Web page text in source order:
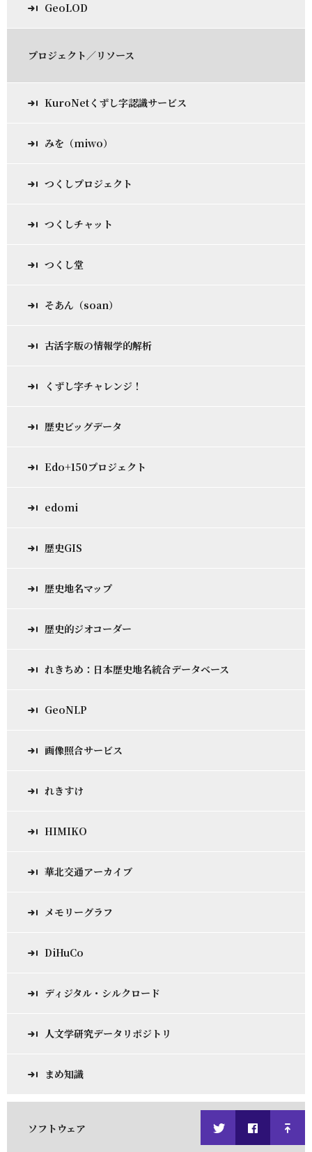
GeoLOD
プロジェクト／リソース
KuroNetくずし字認識サービス
みを（miwo）
つくしプロジェクト
つくしチャット
つくし堂
そあん（soan）
古活字版の情報学的解析
くずし字チャレンジ！
歴史ビッグデータ
Edo+150プロジェクト
edomi
歴史GIS
歴史地名マップ
歴史的ジオコーダー
れきちめ：日本歴史地名統合データベース
GeoNLP
画像照合サービス
れきすけ
HIMIKO
華北交通アーカイブ
メモリーグラフ
DiHuCo
ディジタル・シルクロード
人文学研究データリポジトリ
まめ知識
ソフトウェア